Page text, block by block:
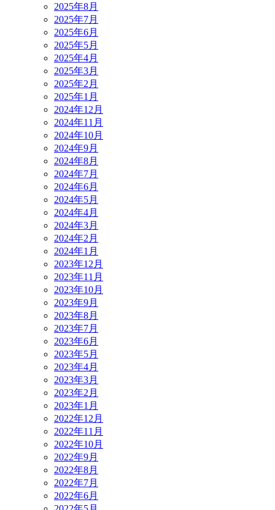
2025年8月
2025年7月
2025年6月
2025年5月
2025年4月
2025年3月
2025年2月
2025年1月
2024年12月
2024年11月
2024年10月
2024年9月
2024年8月
2024年7月
2024年6月
2024年5月
2024年4月
2024年3月
2024年2月
2024年1月
2023年12月
2023年11月
2023年10月
2023年9月
2023年8月
2023年7月
2023年6月
2023年5月
2023年4月
2023年3月
2023年2月
2023年1月
2022年12月
2022年11月
2022年10月
2022年9月
2022年8月
2022年7月
2022年6月